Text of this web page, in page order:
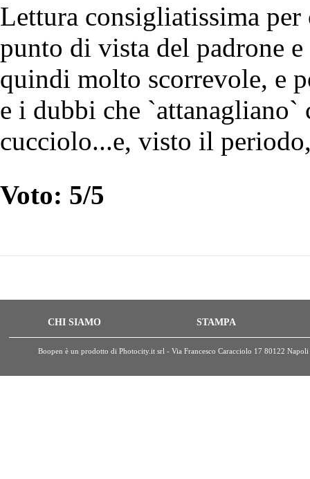
Lettura consigliatissima
punto di vista del padrone
quindi molto scorrevole, e
e i dubbi che
cucciolo...e, visto il
Voto: 5/5
CHI SIAMO STAMPA
Boopen è un prodotto di Photocity.it srl - Via Francesco Caracciolo 17 80122